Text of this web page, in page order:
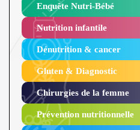
Enquête Nutri-Bébé ​
Nutrition infantile
Dénutrition & cancer
Gluten & Diagnostic
Chirurgies de la femme
Prévention nutritionnelle